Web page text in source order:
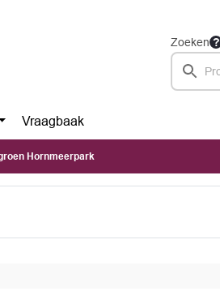
Zoeken
Vraagbaak
Hornmeerpark